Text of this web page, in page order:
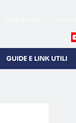
GUIDE E LINK UTILI